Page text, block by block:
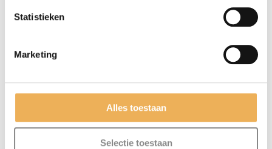
Statistieken
Marketing
Alles toestaan
Selectie toestaan
GERELATEERDE PRODUCTEN